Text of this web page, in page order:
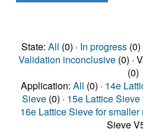
State: All (0) · In progress(0)
Validation inconclusive(0) ·
(0)
Application: All (0) · 14e
Sieve (0) · 15e Lattice
16e Lattice Sieve for smaller
Sieve